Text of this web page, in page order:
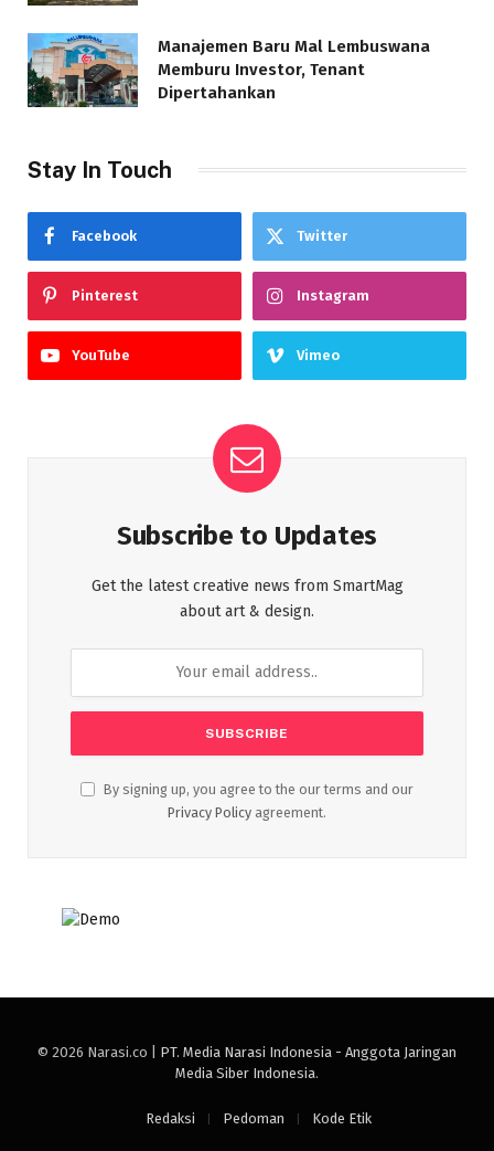
Manajemen Baru Mal Lembuswana
Memburu Investor, Tenant
Dipertahankan
Stay In Touch
Facebook Twitter
Pinterest Instagram
YouTube Vimeo
Subscribe to Updates
Get the latest creative news from SmartMag
about art & design.
By signing up, you agree to the our terms and our
Privacy Policy agreement.
© 2026 Narasi.co | PT. Media Narasi Indonesia - Anggota Jaringan
Media Siber Indonesia.
Redaksi Pedoman Kode Etik